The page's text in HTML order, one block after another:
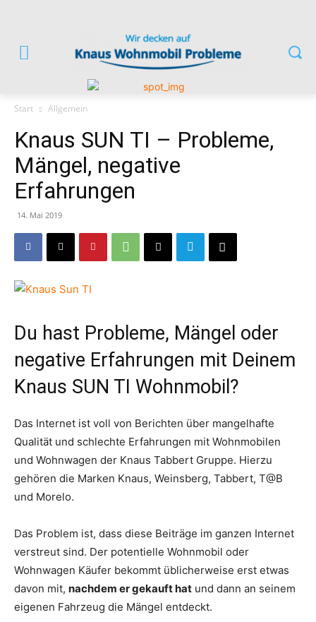
Start Allgemein
Knaus SUN TI – Probleme,
Mängel, negative
Erfahrungen
14. Mai 2019
Du hast Probleme, Mängel oder
negative Erfahrungen mit Deinem
Knaus SUN TI Wohnmobil?
Das Internet ist voll von Berichten über mangelhafte
Qualität und schlechte Erfahrungen mit Wohnmobilen
und Wohnwagen der Knaus Tabbert Gruppe. Hierzu
gehören die Marken Knaus, Weinsberg, Tabbert, T@B
und Morelo.
Das Problem ist, dass diese Beiträge im ganzen Internet
verstreut sind. Der potentielle Wohnmobil oder
Wohnwagen Käufer bekommt üblicherweise erst etwas
davon mit, nachdem er gekauft hat und dann an seinem
eigenen Fahrzeug die Mängel entdeckt.